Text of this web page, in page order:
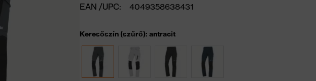
EAN /UPC:
4049358638431
Keresőszín (szűrő): antracit